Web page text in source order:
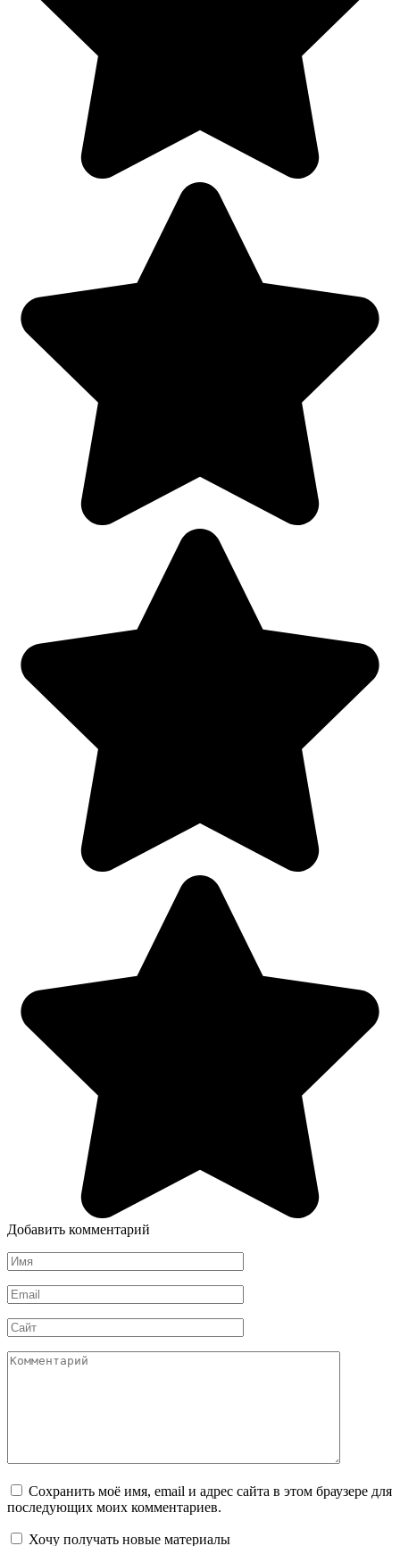
Добавить комментарий
Имя
*
Email
*
Сайт
Комментарий
Сохранить моё имя, email и адрес сайта в этом браузере для
последующих моих комментариев.
Хочу получать новые материалы